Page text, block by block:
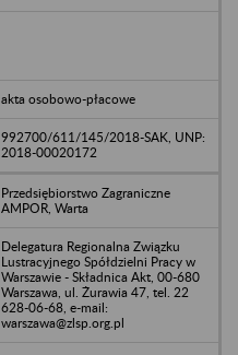
akta osobowo-płacowe
992700/611/145/2018-SAK, UNP:
2018-00020172
Przedsiębiorstwo Zagraniczne
AMPOR, Warta
Delegatura Regionalna Związku
Lustracyjnego Spółdzielni Pracy w
Warszawie - Składnica Akt, 00-680
Warszawa, ul. Żurawia 47, tel. 22
628-06-68, e-mail:
warszawa@zlsp.org.pl